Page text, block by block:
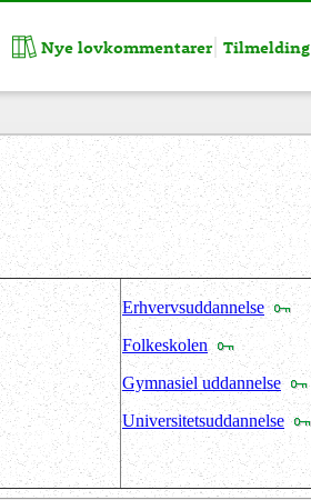
Erhvervsuddannelse
Folkeskolen
Gymnasiel uddannelse
Universitetsuddannelse
Nye lovkommentarer Tilmelding